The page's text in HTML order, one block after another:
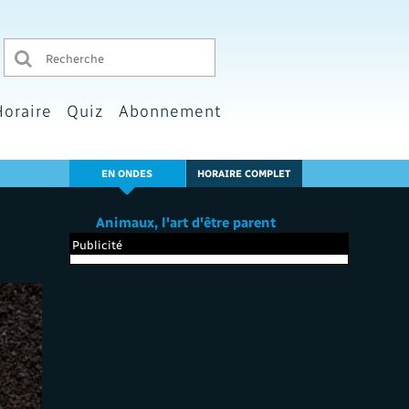
Quiz Abonnement
EN ONDES HORAIRE COMPLET
Animaux, l'art d'être parent
Publicité